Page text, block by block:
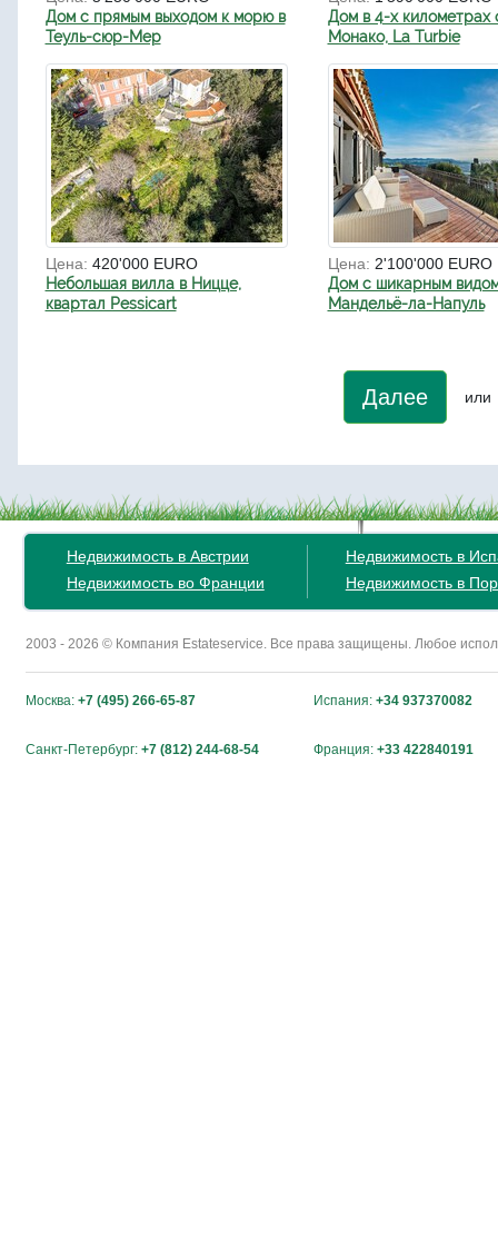
Дом с прямым выходом к морю в
Теуль-сюр-Мер
Дом в 4-х километрах
Монако, La Turbie
Цена: 420'000 EURO
Небольшая вилла в Ницце,
квартал Pessicart
Цена: 2'100'000 EURO
Дом с шикарным
Мандельё-ла-Напуль
Далее или
Недвижимость в Австрии
Недвижимость во Франции
Недвижимость в
Недвижимость в
2003 - 2026 © Компания Estateservice. Все права защищены. Любое
Москва: +7 (495) 266-65-87 Испания: +34 937370082
Санкт-Петербург: +7 (812) 244-68-54 Франция: +33 422840191